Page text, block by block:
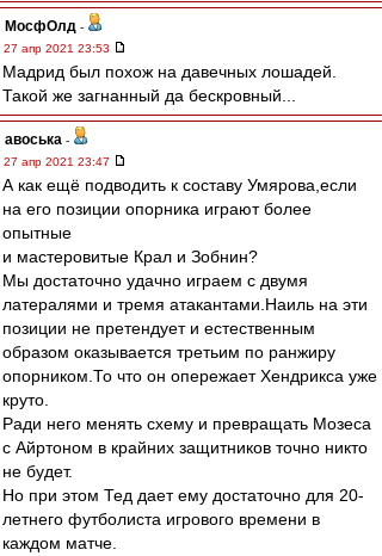
МосфОлд -
27 апр 2021 23:53
Мадрид был похож на давечных лошадей.
Такой же загнанный да бескровный...
авоська -
27 апр 2021 23:47
А как ещё подводить к составу Умярова,если
на его позиции опорника играют более
опытные
и мастеровитые Крал и Зобнин?
Мы достаточно удачно играем с двумя
латералями и тремя атакантами.Наиль на эти
позиции не претендует и естественным
образом оказывается третьим по ранжиру
опорником.То что он опережает Хендрикса уже
круто.
Ради него менять схему и превращать Мозеса
с Айртоном в крайних защитников точно никто
не будет.
Но при этом Тед дает ему достаточно для 20-
летнего футболиста игрового времени в
каждом матче.